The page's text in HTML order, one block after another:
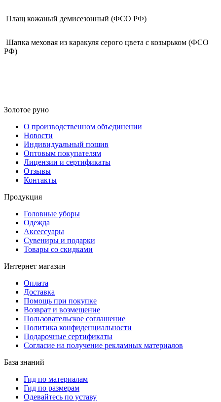
Плащ кожаный демисезонный (ФСО РФ)
Шапка меховая из каракуля серого цвета с козырьком (ФСО
РФ)
Золотое руно
О производственном объединении
Новости
Индивидуальный пошив
Оптовым покупателям
Лицензии и сертификаты
Отзывы
Контакты
Продукция
Головные уборы
Одежда
Аксессуары
Сувениры и подарки
Товары со скидками
Интернет магазин
Оплата
Доставка
Помощь при покупке
Возврат и возмещение
Пользовательское соглашение
Политика конфиденциальности
Подарочные сертификаты
Согласие на получение рекламных материалов
База знаний
Гид по материалам
Гид по размерам
Одевайтесь по уставу